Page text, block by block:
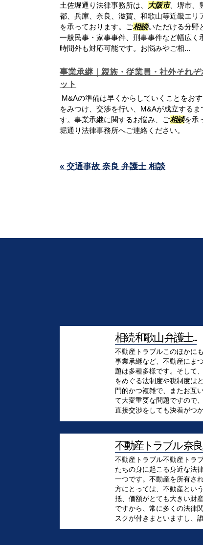
土佐堀通り法律事務所は、 大阪市、堺市、
都、兵庫、奈良、滋賀、和歌山等近畿エリ
を承っております。ご相談いただける分野
一般民事・家事事件、刑事事件など幅広く
時間外も対応可能です。お悩みやご相...
事業承継｜親族・従業員・社外それ
ット
M&Aの準備は早くからしていくことをお
をみつけ、交渉を行い、M&Aが成立する
す。事業承継に関するお悩み、ご相談を承
堀通り法律事務所へご連絡ください。
« 交通事故 奈良 弁護士 相談
相続 和歌山 弁護士...
不動産トラブルこのほかに
事業承継など、不動産にま
題は多種多様です。そして
をめぐる法制度や税制度は
門的かつ複雑で、またお互
て大変重要な問題ですので
直接交渉をしても決着がつ
不動産トラブル 奈良
不動産トラブル不動産トラ
たちの身に起こる身近な法
一つです。不動産を所有さ
方にとっては、不動産とい
抵、価額がとても大きい財
ですから、常に多くの法律
スクが付きまといますし、